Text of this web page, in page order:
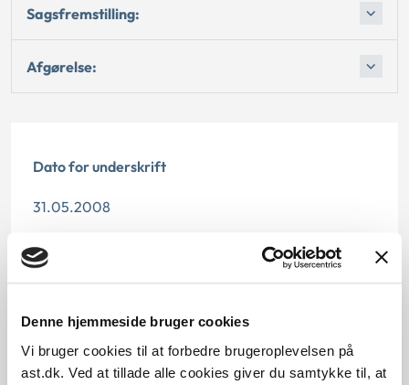
Denne hjemmeside bruger cookies
Vi bruger cookies til at forbedre brugeroplevelsen på
ast.dk. Ved at tillade alle cookies giver du samtykke til, at
Sagsfremstilling:
Afgørelse:
Dato for underskrift
31.05.2008
Offentliggørelsesdato
11.07.2013
Paragraf
§ 27 § 7a § 7 § 22